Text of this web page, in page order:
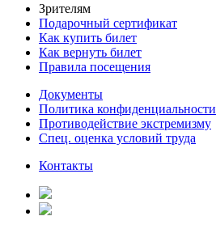
Зрителям
Подарочный сертификат
Как купить билет
Как вернуть билет
Правила посещения
Документы
Политика конфиденциальности
Противодействие экстремизму
Спец. оценка условий труда
Контакты